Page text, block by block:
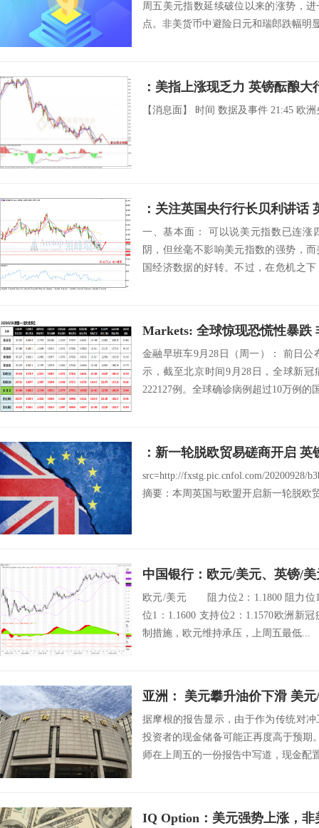
周五美元指数延续破位以来的涨势，
点。非美货币中避险日元和瑞郎跌幅明
：美指上涨现乏力 英镑酝酿大
【消息面】 时间 数据及事件 21:45 欧
：关注英国央行行长贝利讲话
一、基本面： 可以说美元指数已连涨
阴，但丝毫不影响美元指数的强势，
国经济数据的好转。不过，在危机之
Markets: 全球惊现恐慌性暴跌
金融早班车9月28日（周一）： 前日
示，截至北京时间9月28日，全球新冠
222127例。全球确诊病例超过10万例的
：新一轮脱欧贸易磋商开启 英
src=http://fxstg.pic.cnfol.com/20200928/
摘要：本周英国与欧盟开启新一轮脱欧
欧元/美元 阻力位2：1.1800 阻力位1
位1：1.1600 支持位2：1.1570欧洲新
制措施，欧元维持承压，上周五最低...
亚洲： 美元攀升油价下滑 美
据摩根的报告显示，由于作为传统对
投资者的现金储备可能正再度高于预期
师在上周五的一份报告中写道，现金配
IQ Option：美元强势上涨，非